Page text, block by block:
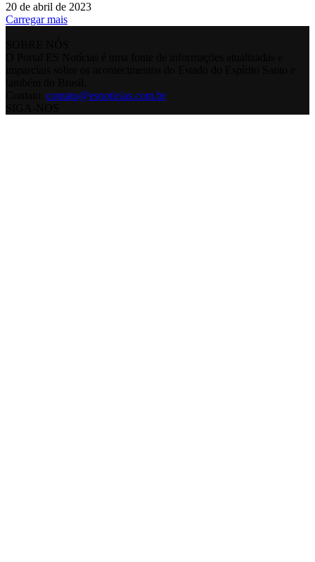
20 de abril de 2023
Carregar mais
contato@esnoticias.com.br